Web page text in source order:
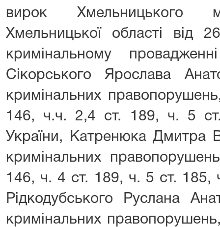
вирок Хмельницького
Хмельницької області від
кримінальному
Сікорського Ярослава
кримінальних
146, ч.ч. 2,4 ст. 189, ч. 5
України, Катренюка Дмитра
кримінальних
146, ч. 4 ст. 189, ч. 5 ст. 185,
Рідкодубського Руслана
кримінальних